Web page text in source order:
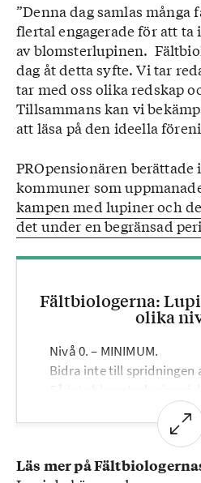
”Denna dag samlas
flertal engagerade för att
av blomsterlupinen.
dag åt detta syfte. Vi tar
tar med oss olika redskap
Tillsammans kan vi
att läsa på den ideella
PROpensionären
kommuner som
kampen med lupiner och
det under en begränsad
Fältbiologerna:
olika
Nivå 0. – MINIMUM.
Bidra inte till spridningen
Så inte blomsterlupiner i
någon annanstans.
Plocka blomsterlupiner.
Läs mer på